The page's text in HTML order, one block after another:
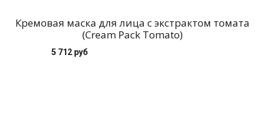
Кремовая маска для лица с экстрактом томата
(Cream Pack Tomato)
5 712 руб